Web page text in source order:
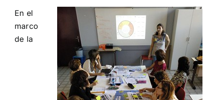
En el
marco
de la